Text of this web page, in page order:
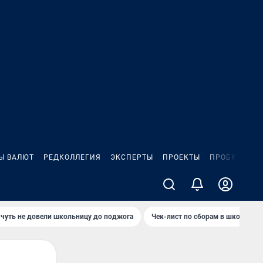
ВАЛЮТ РЕДКОЛЛЕГИЯ ЭКСПЕРТЫ ПРОЕКТЫ ПРОБКИ
не довели школьницу до поджога Чек-лист по сборам в школу в